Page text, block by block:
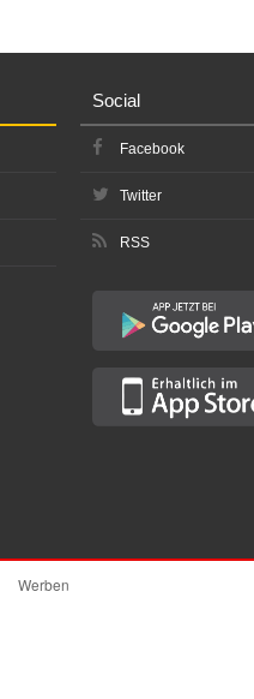
Social
Facebook
Twitter
RSS
Werben